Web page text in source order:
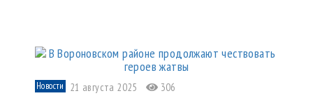
Новости 21 августа 2025 306